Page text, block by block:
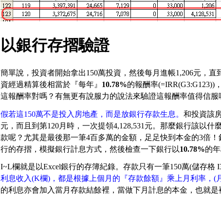
以銀行存摺驗證
簡單說，投資者開始拿出150萬投資，然後每月進帳1,206元，直
資經過精算後相當於『每年』 10.78%的報酬率(=IRR(G3:G123))
這報酬率對嗎？有無更有說服力的說法來驗證這報酬率值得信服
假若這150萬不是投入房地產，而是放銀行存款生息。 和投資該
元，而且到第120月時，一次提領4,128,531元。那麼銀行該以什
款呢？尤其是最後那一筆4百多萬的金額，足足快到本金的3倍
行的存摺，模擬銀行計息方式，然後檢查一下銀行以10.78%的
I~L欄就是以Excel銀行的存簿紀錄。存款只有一筆150萬(儲存格
利息收入(K欄)，都是根據上個月的『存款餘額』乘上月利率，(
的利息亦會加入當月存款結餘裡，當做下月計息的本金，也就